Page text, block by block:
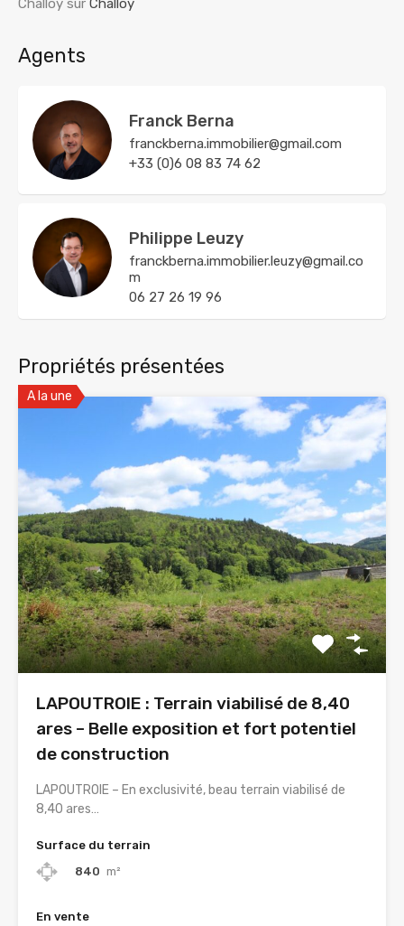
Challoy sur Challoy
Agents
Franck Berna
franckberna.immobilier@gmail.com
+33 (0)6 08 83 74 62
Philippe Leuzy
franckberna.immobilier.leuzy@gmail.co
m
06 27 26 19 96
Propriétés présentées
A la une
LAPOUTROIE : Terrain viabilisé de 8,40
ares – Belle exposition et fort potentiel
de construction
LAPOUTROIE – En exclusivité, beau terrain viabilisé de
8,40 ares…
Surface du terrain
840 m²
En vente